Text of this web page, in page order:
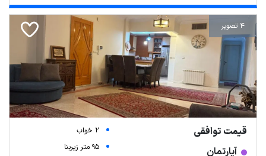
4 تصویر
قیمت توافقی
آپارتمان
2 خواب
95 متر زیربنا